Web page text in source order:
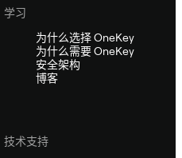
学习
为什么选择 OneKey
为什么需要 OneKey
安全架构
博客
技术支持